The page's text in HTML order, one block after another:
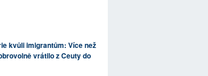
kvůli imigrantům: Více než
vrátilo z Ceuty do